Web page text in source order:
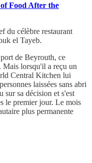
Food After the
du célèbre restaurant
el Tayeb.
de Beyrouth, ce
Mais lorsqu'il a reçu un
Central Kitchen lui
laissées sans abri
sur sa décision et s'est
le premier jour. Le mois
plus permanente